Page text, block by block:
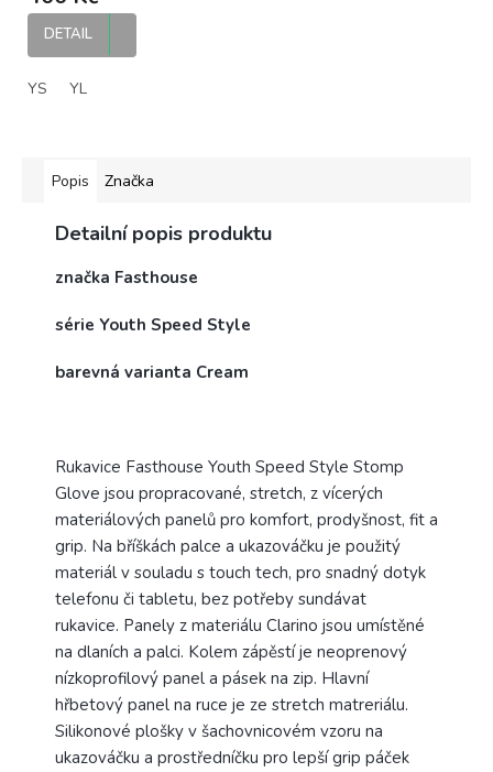
rukavice
DETAIL
YS YL
Popis Značka
Detailní popis produktu
značka Fasthouse
série Youth Speed Style
barevná varianta Cream
Rukavice Fasthouse Youth Speed Style Stomp
Glove jsou propracované, stretch, z vícerých
materiálových panelů pro komfort, prodyšnost, fit a
grip. Na bříškách palce a ukazováčku je použitý
materiál v souladu s touch tech, pro snadný dotyk
telefonu či tabletu, bez potřeby sundávat
rukavice. Panely z materiálu Clarino jsou umístěné
na dlaních a palci. Kolem zápěstí je neoprenový
nízkoprofilový panel a pásek na zip. Hlavní
hřbetový panel na ruce je ze stretch matreriálu.
Silikonové plošky v šachovnicovém vzoru na
ukazováčku a prostředníčku pro lepší grip páček